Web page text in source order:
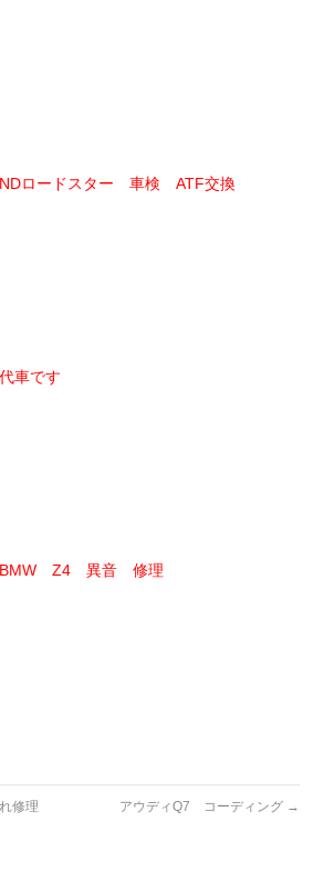
NDロードスター 車検 ATF交換
代車です
BMW Z4 異音 修理
修理 アウディQ7 コーディング →